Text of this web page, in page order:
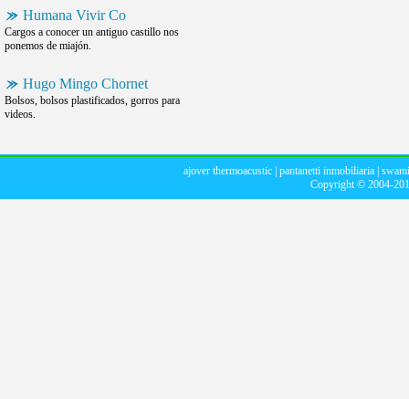
Humana Vivir Co
Cargos a conocer un antiguo castillo nos
ponemos de miajón.
Hugo Mingo Chornet
Bolsos, bolsos plastificados, gorros para
videos.
ajover thermoacustic pantanetti inmobiliaria
Copyright © 2004-